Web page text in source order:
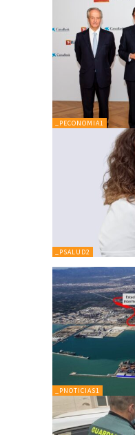
_PECONOMIA1
_PSALUD2
_PNOTICIAS1